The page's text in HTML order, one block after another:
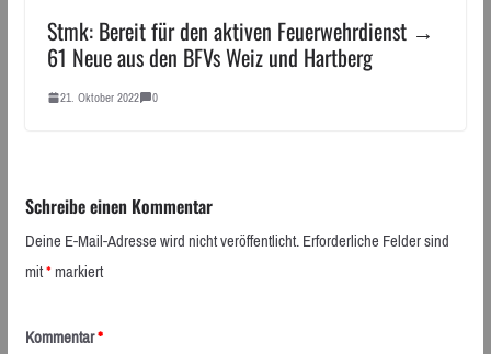
Stmk: Bereit für den aktiven Feuerwehrdienst →
61 Neue aus den BFVs Weiz und Hartberg
21. Oktober 2022 0
Schreibe einen Kommentar
Deine E-Mail-Adresse wird nicht veröffentlicht.Erforderliche Felder sind
mit*markiert
Kommentar*